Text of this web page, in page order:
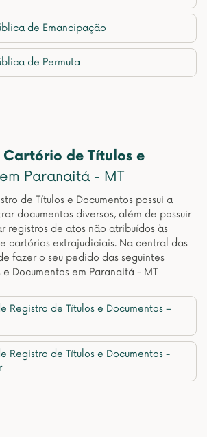
de Emancipação
de Permuta
Cartório de Títulos e
em Paranaitá - MT
de Títulos e Documentos possui a
documentos diversos, além de possuir
registros de atos não atribuídos às
cartórios extrajudiciais. Na central das
fazer o seu pedido das seguintes
Documentos em Paranaitá - MT
Registro de Títulos e Documentos –
Registro de Títulos e Documentos -